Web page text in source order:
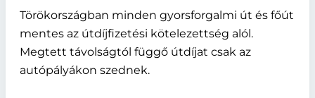
Törökországban minden gyorsforgalmi út és főút
mentes az útdíjfizetési kötelezettség alól.
Megtett távolságtól függő útdíjat csak az
autópályákon szednek.